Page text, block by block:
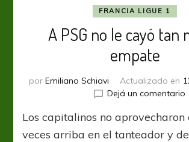
FRANCIA LIGUE 1
A PSG no le cayó tan
empate
por Emiliano Schiavi Actualizado en
Dejá un comentarioen
Los capitalinos no aprovecharon
veces arriba en el tanteador y